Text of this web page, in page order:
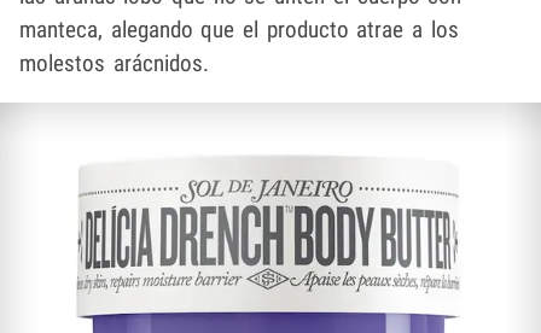
manteca, alegando que el producto atrae a los
molestos arácnidos.